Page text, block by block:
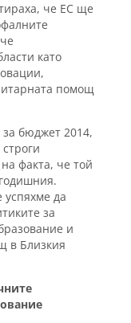
че ЕС ще
като
помощ
бюджет 2014,
факта, че той
успяхме да
за
и
в Близкия